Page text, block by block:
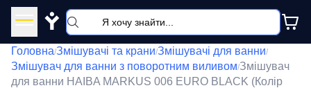
Y
Головна/Змішувачі та крани/Змішувачі для ванни/
Змішувач для ванни з поворотним виливом/Змішувач
для ванни HAIBA MARKUS 006 EURO BLACK (Колір